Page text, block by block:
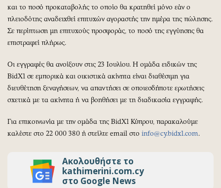
και το ποσό προκαταβολής το οποίο θα κρατηθεί μόνο εάν ο
πλειοδότης αναδειχθεί επιτυχών αγοραστής την ημέρα της πώλησης.
Σε περίπτωση μη επιτυχούς προσφοράς, το ποσό της εγγύησης θα
επιστραφεί πλήρως.
Οι εγγραφές θα ανοίξουν στις 23 Ιουλίου. Η ομάδα ειδικών της
BidX1 σε εμπορικά και οικιστικά ακίνητα είναι διαθέσιμη για
διευθέτηση ξεναγήσεων, να απαντήσει σε οποιεσδήποτε ερωτήσεις
σχετικά με τα ακίνητα ή να βοηθήσει με τη διαδικασία εγγραφής.
Για επικοινωνία με την ομάδα της BidX1 Κύπρου, παρακαλούμε
καλέστε στο 22 000 380 ή στείλτε email στο info@cy.bidx1.com.
Ακολουθήστε το
kathimerini.com.cy
στο Google News